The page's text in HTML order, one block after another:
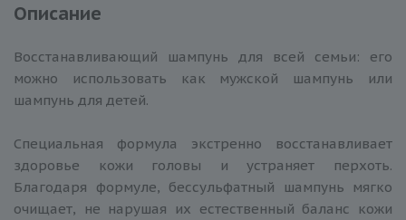
Описание
Восстанавливающий шампунь для всей семьи: его
можно использовать как мужской шампунь или
шампунь для детей.
Специальная формула экстренно восстанавливает
здоровье кожи головы и устраняет перхоть.
Благодаря формуле, бессульфатный шампунь мягко
очищает, не нарушая их естественный баланс кожи